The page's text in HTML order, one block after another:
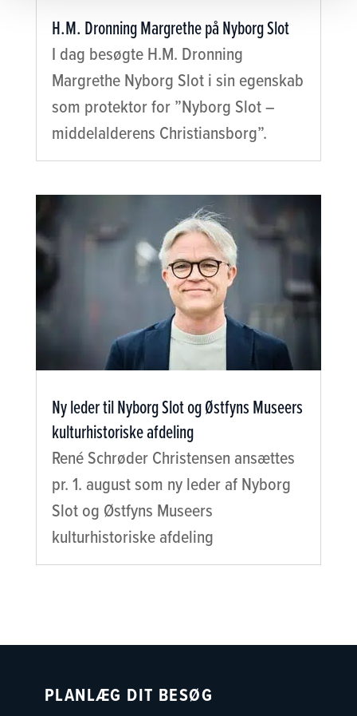
H.M. Dronning Margrethe på Nyborg Slot
I dag besøgte H.M. Dronning
Margrethe Nyborg Slot i sin egenskab
som protektor for ”Nyborg Slot –
middelalderens Christiansborg”.
Ny leder til Nyborg Slot og Østfyns Museers
kulturhistoriske afdeling
René Schrøder Christensen ansættes
pr. 1. august som ny leder af Nyborg
Slot og Østfyns Museers
kulturhistoriske afdeling
PLANLÆG DIT BESØG